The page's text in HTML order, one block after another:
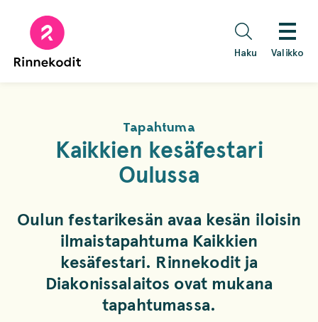
sisältöön
Haku Valikko
Tapahtuma
Kaikkien kesäfestari
Oulussa
Oulun festarikesän avaa kesän iloisin
ilmaistapahtuma Kaikkien
kesäfestari. Rinnekodit ja
Diakonissalaitos ovat mukana
tapahtumassa.